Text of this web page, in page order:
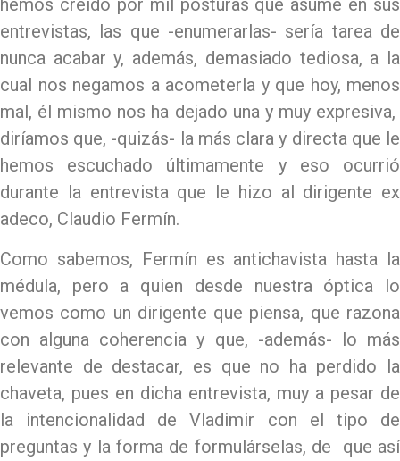
hemos creído por mil posturas que asume en sus
entrevistas, las que -enumerarlas- sería tarea de
nunca acabar y, además, demasiado tediosa, a la
cual nos negamos a acometerla y que hoy, menos
mal, él mismo nos ha dejado una y muy expresiva,
diríamos que, -quizás- la más clara y directa que le
hemos escuchado últimamente y eso ocurrió
durante la entrevista que le hizo al dirigente ex
adeco, Claudio Fermín.
Como sabemos, Fermín es antichavista hasta la
médula, pero a quien desde nuestra óptica lo
vemos como un dirigente que piensa, que razona
con alguna coherencia y que, -además- lo más
relevante de destacar, es que no ha perdido la
chaveta, pues en dicha entrevista, muy a pesar de
la intencionalidad de Vladimir con el tipo de
preguntas y la forma de formulárselas, de que así